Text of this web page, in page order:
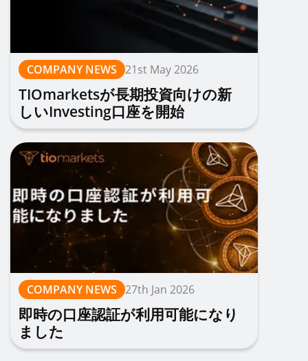
COMPANY NEWS 21st May 2026
TIOmarketsが長期投資向けの新
しいInvesting口座を開始
COMPANY NEWS 27th Jan 2026
即時の口座認証が利用可能になり
ました